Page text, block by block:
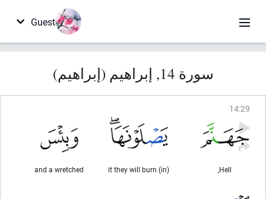
Guest
سورة 14, إبراهيم (إبراهيم)
14:29
Hell,
(in) it they will burn
and a wretched